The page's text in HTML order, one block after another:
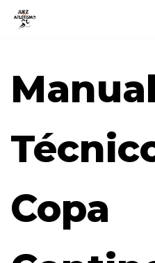
contenido
Manual
Copa